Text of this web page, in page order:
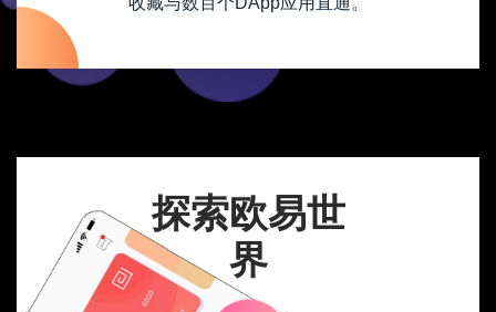
探索欧易世
界